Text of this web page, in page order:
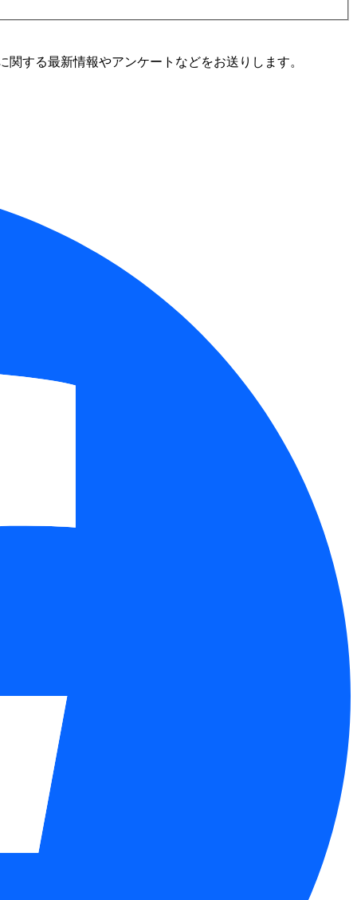
する最新情報やアンケートなどをお送りします。